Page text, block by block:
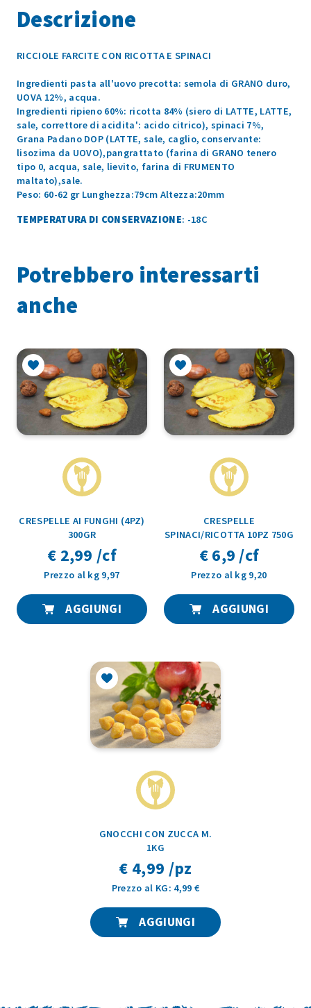
Descrizione
RICCIOLE FARCITE CON RICOTTA E SPINACI
Ingredienti pasta all'uovo precotta: semola di GRANO duro,
UOVA 12%, acqua.
Ingredienti ripieno 60%: ricotta 84% (siero di LATTE, LATTE,
sale, correttore di acidita': acido citrico), spinaci 7%,
Grana Padano DOP (LATTE, sale, caglio, conservante:
lisozima da UOVO),pangrattato (farina di GRANO tenero
tipo 0, acqua, sale, lievito, farina di FRUMENTO
maltato),sale.
Peso: 60-62 gr Lunghezza:79cm Altezza:20mm
TEMPERATURA DI CONSERVAZIONE: -18C
Potrebbero interessarti
anche
CRESPELLE AI FUNGHI (4PZ)
300GR
€ 2,99 /cf
Prezzo al kg 9,97
AGGIUNGI
CRESPELLE
SPINACI/RICOTTA 10PZ 750G
€ 6,9 /cf
Prezzo al kg 9,20
AGGIUNGI
GNOCCHI CON ZUCCA M.
1KG
€ 4,99 /pz
Prezzo al KG: 4,99 €
AGGIUNGI